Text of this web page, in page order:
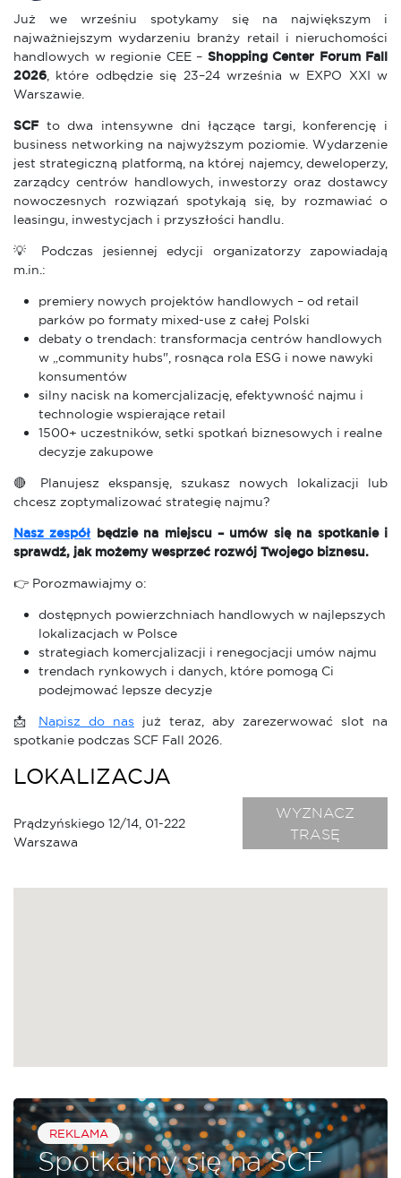
Już we wrześniu spotykamy się na największym i
najważniejszym wydarzeniu branży retail i nieruchomości
handlowych w regionie CEE – Shopping Center Forum Fall
2026, które odbędzie się 23–24 września w EXPO XXI w
Warszawie.
SCFto dwa intensywne dni łączące targi, konferencję i
business networking na najwyższym poziomie. Wydarzenie
jest strategiczną platformą, na której najemcy, deweloperzy,
zarządcy centrów handlowych, inwestorzy oraz dostawcy
nowoczesnych rozwiązań spotykają się, by rozmawiać o
leasingu, inwestycjach i przyszłości handlu.
💡 Podczas jesiennej edycji organizatorzy zapowiadają
m.in.:
premiery nowych projektów handlowych – od retail
parków po formaty mixed-use z całej Polski
debaty o trendach: transformacja centrów handlowych
w „community hubs", rosnąca rola ESG i nowe nawyki
konsumentów
silny nacisk na komercjalizację, efektywność najmu i
technologie wspierające retail
1500+ uczestników, setki spotkań biznesowych i realne
decyzje zakupowe
🔴 Planujesz ekspansję, szukasz nowych lokalizacji lub
chcesz zoptymalizować strategię najmu?
Nasz zespół będzie na miejscu – umów się na spotkanie i
sprawdź, jak możemy wesprzeć rozwój Twojego biznesu.
👉 Porozmawiajmy o:
dostępnych powierzchniach handlowych w najlepszych
lokalizacjach w Polsce
strategiach komercjalizacji i renegocjacji umów najmu
trendach rynkowych i danych, które pomogą Ci
podejmować lepsze decyzje
📩 Napisz do nas już teraz, aby zarezerwować slot na
spotkanie podczas SCF Fall 2026.
LOKALIZACJA
Prądzyńskiego 12/14, 01-222
Warszawa
WYZNACZ
TRASĘ
REKLAMA
Spotkajmy się na SCF